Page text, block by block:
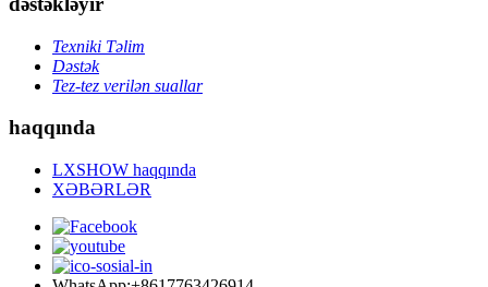
Texniki Təlim
Dəstək
Tez-tez verilən suallar
haqqında
LXSHOW haqqında
XƏBƏRLƏR